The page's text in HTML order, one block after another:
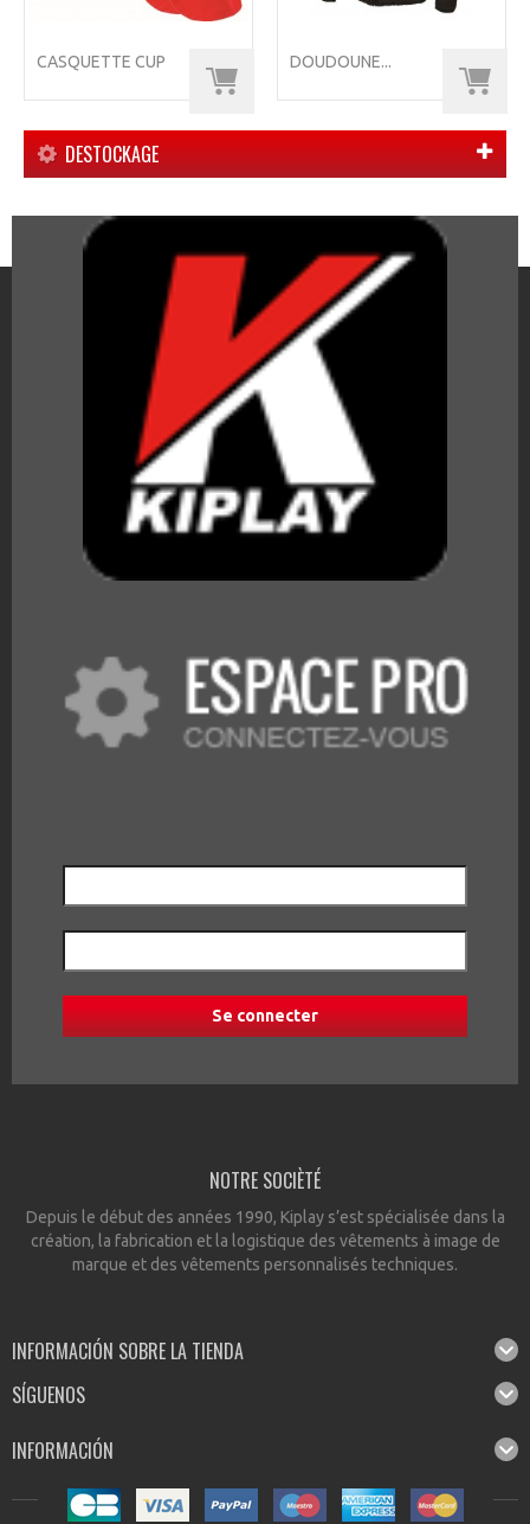
CASQUETTE CUP DOUDOUNE...
DESTOCKAGE
NOTRE SOCIÈTÉ
Depuis le début des années 1990, Kiplay s’est spécialisée dans la
création, la fabrication et la logistique des vêtements à image de
marque et des vêtements personnalisés techniques.
INFORMACIÓN SOBRE LA TIENDA
SÍGUENOS
INFORMACIÓN